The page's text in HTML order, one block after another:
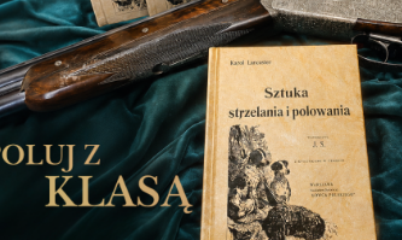
kościoła już w 2017 roku.